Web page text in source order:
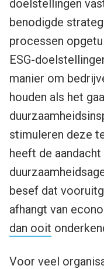
doelstellingen
benodigde
processen
ESG-
manier om
houden als het
stimuleren deze
heeft de
besef dat
afhangt van
dan ooit
Voor veel